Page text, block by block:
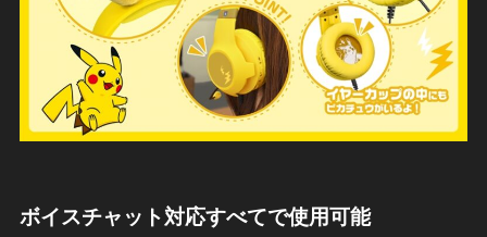
ボイスチャット対応すべてで使用可能